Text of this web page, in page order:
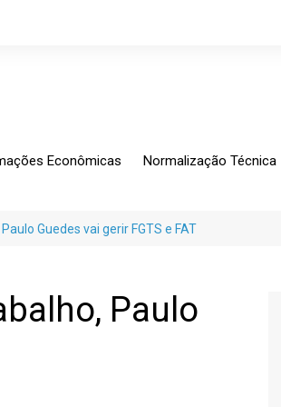
Econômicas
Econômicos
de nível de Emprego
Normalização Técnica
Normalização
Guedes vai gerir FGTS e FAT
Paulo